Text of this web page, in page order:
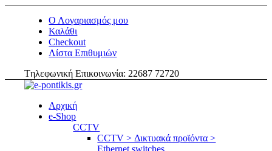
Ο Λογαριασμός μου
Καλάθι
Checkout
Λίστα Επιθυμιών
Tηλεφωνική Επικοινωνία: 22687 72720
Αρχική
e-Shop
CCTV
CCTV > Δικτυακά προϊόντα >
Ethernet switches